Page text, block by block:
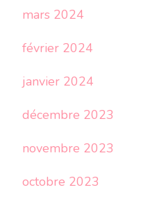
mars 2024
février 2024
janvier 2024
décembre 2023
novembre 2023
octobre 2023